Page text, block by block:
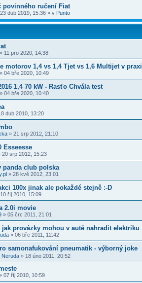
povinného ručení Fiat
23 dub 2019, 15:36 » v Punto
» 11 pro 2020, 14:38
motorov 1,4 vs 1,4 Tjet vs 1,6 Multijet v praxi
» 04 bře 2020, 10:49
1,4 70 kW - Rasťo Chvála test
» 04 bře 2020, 10:40
dub 2010, 13:20
» 21 srp 2012, 21:10
Esseesse
20 srp 2012, 15:23
panda club polska
» 28 kvě 2012, 23:01
100x jinak ale pokaždé stejně :-D
10 říj 2010, 15:09
2.0i movie
» 05 črc 2011, 21:01
jak provázky mohou v autě nahradit elektriku
» 06 bře 2011, 12:42
samonafukování pneumatik - výborný joke
Neruda » 18 úno 2011, 20:52
07 říj 2010, 10:59